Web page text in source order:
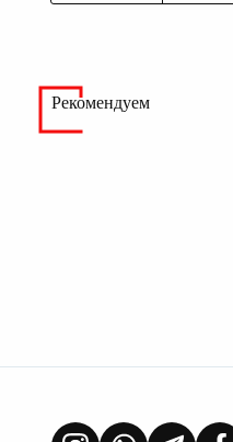
Рекомендуем